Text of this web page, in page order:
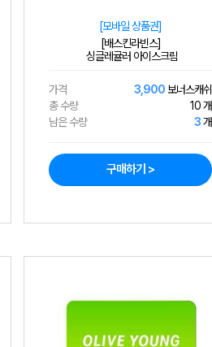
[모바일 상품권]
[배스킨라빈스]
싱글레귤러 아이스크림
가격 3,900 보너스캐쉬
총 수량
10 개
남은 수량
3개
구매하기 >